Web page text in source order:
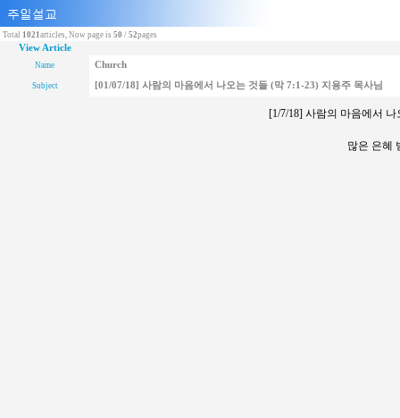
Total 1021articles, Now page is 50 / 52pages
View Article
Name Church
Subject [01/07/18] 사람의 마음에서 나오는 것들 (막 7:1-23) 지용주 목사님
[1/7/18] 사람의 마음에서
많은 은혜